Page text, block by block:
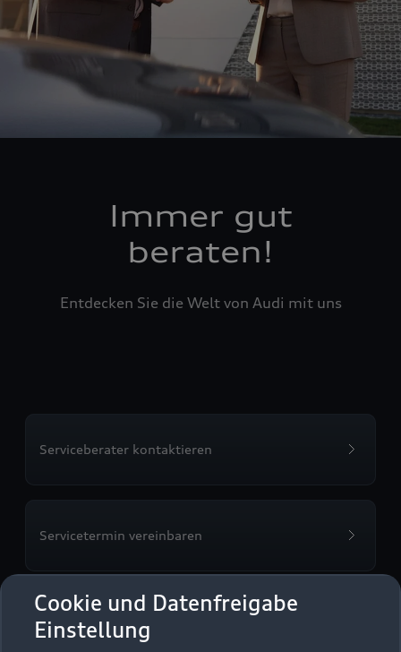
Cookie und Datenfreigabe
Einstellung
Immer gut
beraten!
Entdecken Sie die Welt von Audi mit uns
Serviceberater kontaktieren
Servicetermin vereinbaren
Autohaus Schmid Inh.